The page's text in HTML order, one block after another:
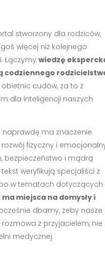
stworzony dla rodziców,
więcej niż kolejnego
Łączymy wiedzę
codziennego
cudów, za to z
dla inteligencji naszych
naprawdę ma znaczenie:
fizyczny i
bezpieczeństwo i mądrą
weryfikują specjaliści z
w tematach dotyczących
ma miejsca na domysły i
dbamy, żeby nasze
rozmowa z przyjacielem, nie
medycznej.